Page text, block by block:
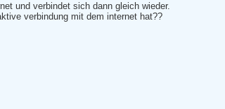
und verbindet sich dann gleich wieder.
verbindung mit dem internet hat??